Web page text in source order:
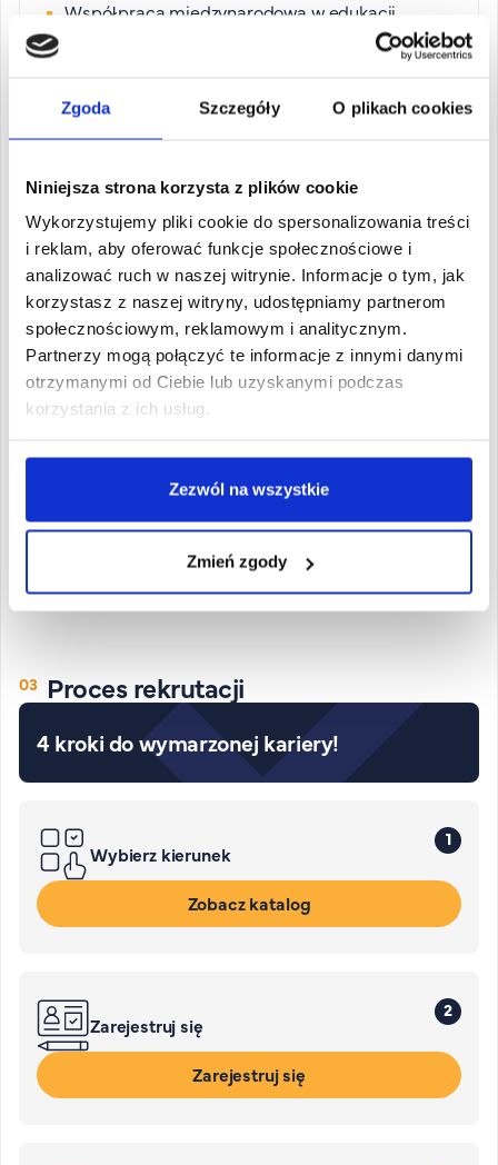
Zgoda Szczegóły O plikach cookies
Niniejsza strona korzysta z plików cookie
Wykorzystujemy pliki cookie do spersonalizowania treści
i reklam, aby oferować funkcje społecznościowe i
analizować ruch w naszej witrynie. Informacje o tym, jak
korzystasz z naszej witryny, udostępniamy partnerom
społecznościowym, reklamowym i analitycznym.
Partnerzy mogą połączyć te informacje z innymi danymi
otrzymanymi od Ciebie lub uzyskanymi podczas
korzystania z ich usług.
Zezwól na wszystkie
Zmień zgody
Współpraca międzynarodowa w edukacji
edukacyjnych
Organizacja studiów
Proces rekrutacji
4 kroki do wymarzonej kariery!
1
Wybierz kierunek
Zobacz katalog
2
Zarejestruj się
Zarejestruj się